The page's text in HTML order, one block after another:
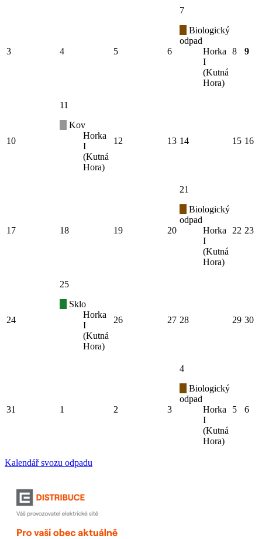
3 4 5 6
7
Biologický
odpad
Horka
I
(Kutná
Hora)
8 9
10
11
Kov
Horka
I
(Kutná
Hora)
12 13 14 15 16
17 18 19 20
21
Biologický
odpad
Horka
I
(Kutná
Hora)
22 23
24
25
Sklo
Horka
I
(Kutná
Hora)
26 27 28 29 30
31 1 2 3
4
Biologický
odpad
Horka
I
(Kutná
Hora)
5 6
Kalendář svozu odpadu